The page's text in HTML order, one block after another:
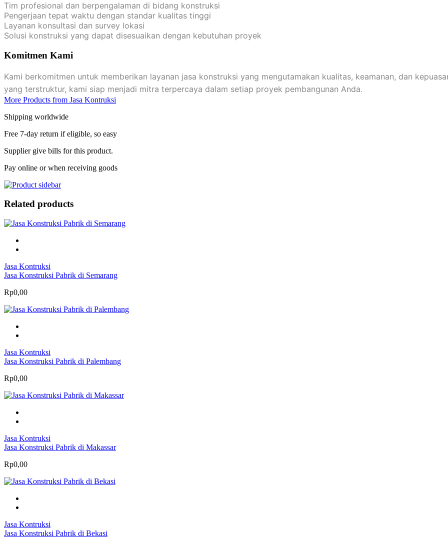
Tim profesional dan berpengalaman di bidang konstruksi
Pengerjaan tepat waktu dengan standar kualitas tinggi
Layanan konsultasi dan survey lokasi
Solusi konstruksi yang dapat disesuaikan dengan kebutuhan proyek
Komitmen Kami
Kami berkomitmen untuk memberikan layanan jasa konstruksi yang mengutamakan kualitas, keamanan, dan
yang terstruktur, kami siap menjadi mitra terpercaya dalam setiap proyek pembangunan Anda.
More Products from Jasa Kontruksi
Shipping worldwide
Free 7-day return if eligible, so easy
Supplier give bills for this product.
Pay online or when receiving goods
Related products
Jasa Kontruksi
Jasa Konstruksi Pabrik di Semarang
Rp0,00
Jasa Kontruksi
Jasa Konstruksi Pabrik di Palembang
Rp0,00
Jasa Kontruksi
Jasa Konstruksi Pabrik di Makassar
Rp0,00
Jasa Kontruksi
Jasa Konstruksi Pabrik di Bekasi